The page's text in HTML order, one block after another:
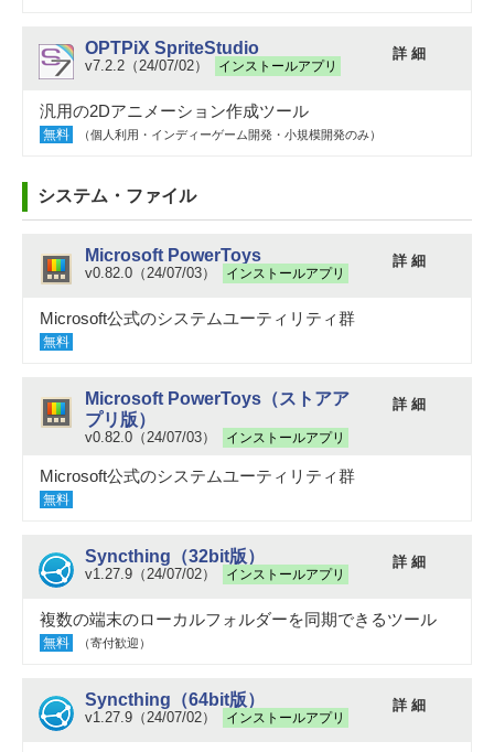
OPTPiX SpriteStudio
v7.2.2（24/07/02） インストールアプリ
詳 細
汎用の2Dアニメーション作成ツール
無料 （個人利用・インディーゲーム開発・小規模開発のみ）
システム・ファイル
Microsoft PowerToys
v0.82.0（24/07/03） インストールアプリ
詳 細
Microsoft公式のシステムユーティリティ群
無料
Microsoft PowerToys（ストアア
プリ版）
v0.82.0（24/07/03） インストールアプリ
詳 細
Microsoft公式のシステムユーティリティ群
無料
Syncthing（32bit版）
v1.27.9（24/07/02） インストールアプリ
詳 細
複数の端末のローカルフォルダーを同期できるツール
無料 （寄付歓迎）
Syncthing（64bit版）
v1.27.9（24/07/02） インストールアプリ
詳 細